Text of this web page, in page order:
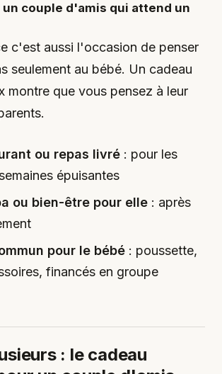
un couple d'amis qui attend un
c'est aussi l'occasion de penser
seulement au bébé. Un cadeau
montre que vous pensez à leur
ou repas livré : pour les
épuisantes
ou bien-être pour elle : après
pour le bébé : poussette,
financés en groupe
: le cadeau